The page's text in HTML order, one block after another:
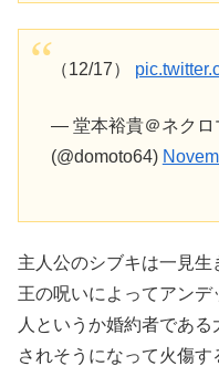
（12/17）
— 堂本裕貴＠ネクロ
(@domoto64)
主人公のシブキは一見
王の呪いによってアン
人というか婚約者であ
されそうになって火傷